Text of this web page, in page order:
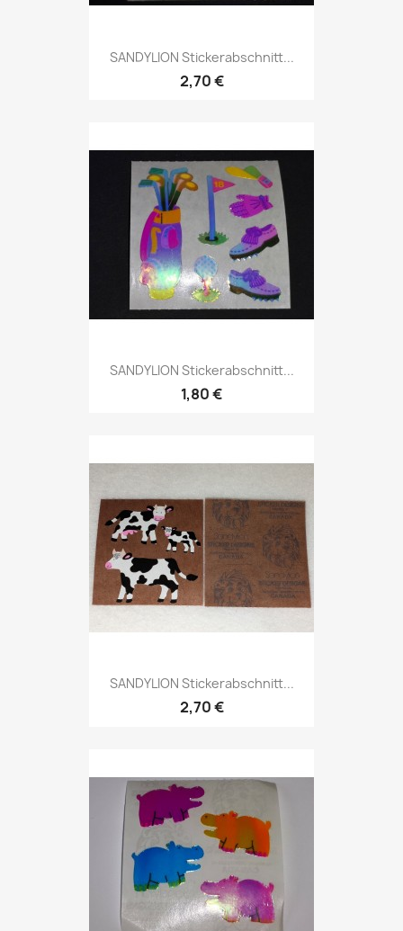
SANDYLION Stickerabschnitt...
2,70 €
SANDYLION Stickerabschnitt...
1,80 €
SANDYLION Stickerabschnitt...
2,70 €